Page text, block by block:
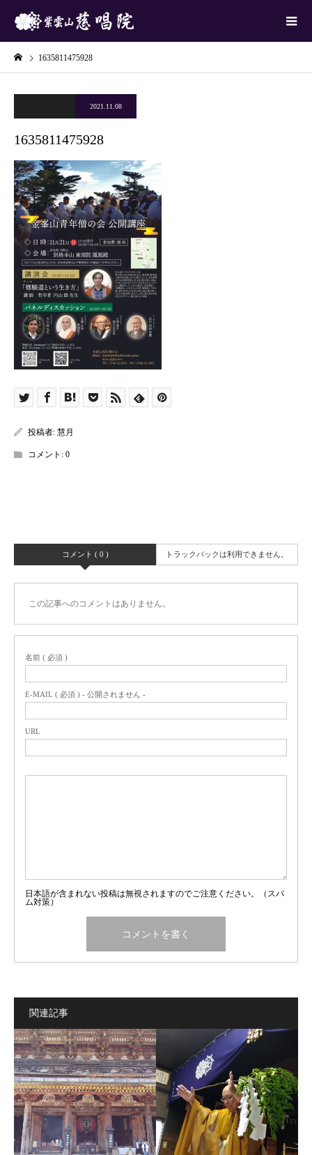
1635811475928
2021.11.08
1635811475928
投稿者: 慧月
コメント: 0
コメント ( 0 ) トラックバックは利用できません。
この記事へのコメントはありません。
名前 ( 必須 )
E-MAIL ( 必須 ) - 公開されません -
URL
日本語が含まれない投稿は無視されますのでご注意ください。（スパ
ム対策）
関連記事